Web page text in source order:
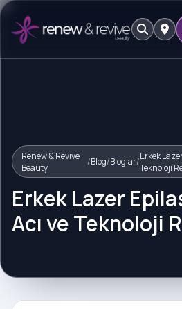
Renew & Revive
Beauty
/Blog/Bloglar/Erkek
Teknoloji
Erkek Lazer
Acı ve Teknoloji